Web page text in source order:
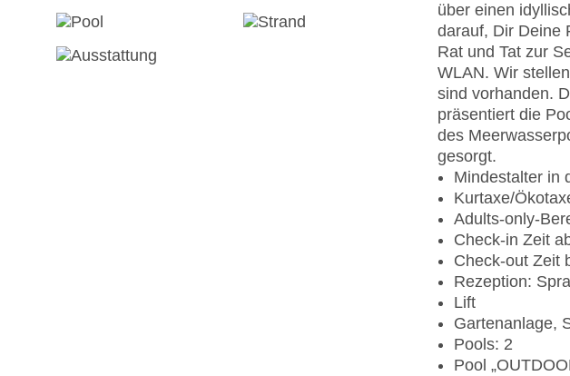
über einen
darauf, Dir Deine
Rat und Tat zur
WLAN. Wir
sind vorhanden.
präsentiert die
des
gesorgt.
Mindestalter in
Kurtaxe/
Adults-only-
Check-in Zeit
Check-out Zeit
Rezeption:
Lift
Gartenanlage,
Pools: 2
Pool